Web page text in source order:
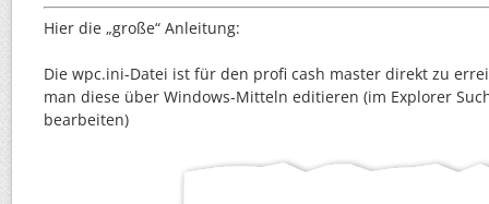
Hier die „große“ Anleitung:
Die wpc.ini-Datei ist für den profi cash master direkt zu
man diese über Windows-Mitteln editieren (im Explorer
bearbeiten)